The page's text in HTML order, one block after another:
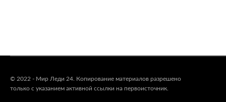
© 2022 - Мир Леди 24. Копирование материалов разрешено
только с указанием активной ссылки на первоисточник.